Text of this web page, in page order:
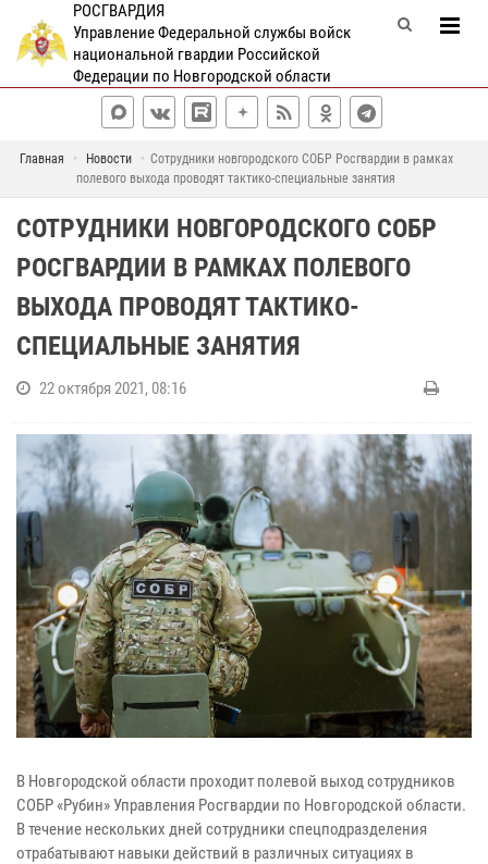
РОСГВАРДИЯ
Управление Федеральной службы войск
национальной гвардии Российской
Федерации по Новгородской области
Главная Новости
Сотрудники новгородского СОБР Росгвардии в рамках
полевого выхода проводят тактико-специальные занятия
СОТРУДНИКИ НОВГОРОДСКОГО СОБР
РОСГВАРДИИ В РАМКАХ ПОЛЕВОГО
ВЫХОДА ПРОВОДЯТ ТАКТИКО-
СПЕЦИАЛЬНЫЕ ЗАНЯТИЯ
22 октября 2021, 08:16
В Новгородской области проходит полевой выход сотрудников
СОБР «Рубин» Управления Росгвардии по Новгородской области.
В течение нескольких дней сотрудники спецподразделения
отрабатывают навыки действий в различных ситуациях в